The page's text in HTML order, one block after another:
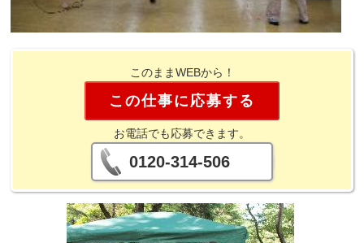
このままWEBから！
この仕事に応募する
お電話でも応募できます。
0120-314-506